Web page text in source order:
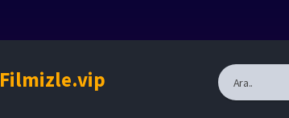
Filmizle.vip